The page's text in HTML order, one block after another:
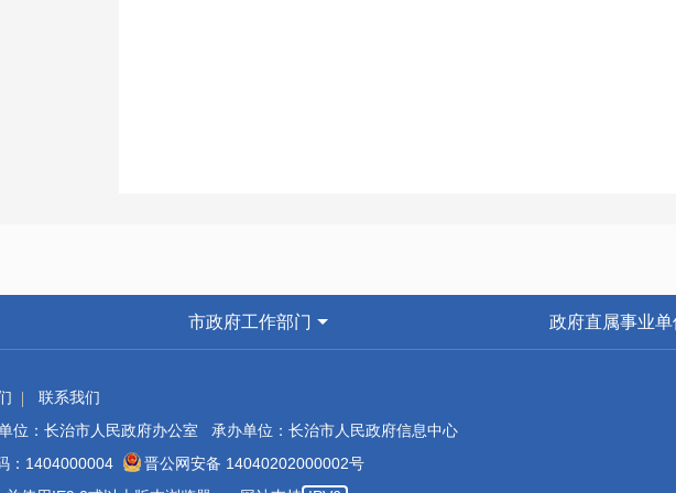
市政府工作部门 政府直属事业单
联系我们
位：长治市人民政府办公室 承办单位：长治市人民政府信息中心
：1404000004
晋公网安备 14040202000002号